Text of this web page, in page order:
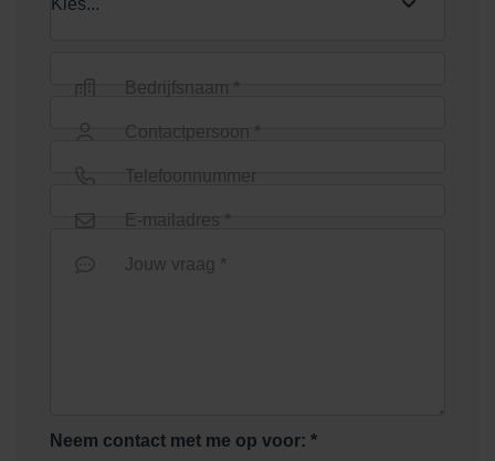
Bedrijfsnaam *
Contactpersoon *
Telefoonnummer
E-mailadres *
Jouw vraag *
Neem contact met me op voor: *